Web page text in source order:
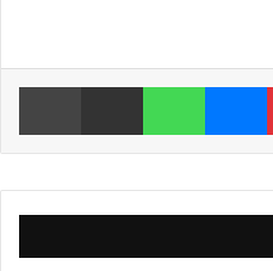
بينتيريست ماسنجر واتساب مشاركة عبر البريد